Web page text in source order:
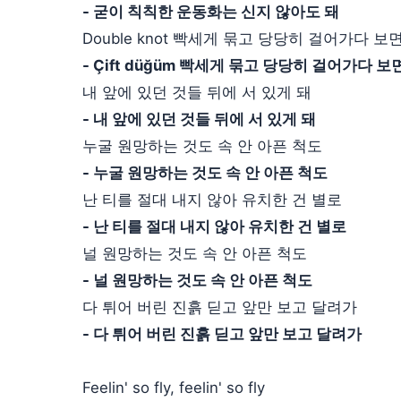
- 굳이 칙칙한 운동화는 신지 않아도 돼
Double knot 빡세게 묶고 당당히 걸어가다 보
- Çift düğüm 빡세게 묶고 당당히 걸어가다 보
내 앞에 있던 것들 뒤에 서 있게 돼
- 내 앞에 있던 것들 뒤에 서 있게 돼
누굴 원망하는 것도 속 안 아픈 척도
- 누굴 원망하는 것도 속 안 아픈 척도
난 티를 절대 내지 않아 유치한 건 별로
- 난 티를 절대 내지 않아 유치한 건 별로
널 원망하는 것도 속 안 아픈 척도
- 널 원망하는 것도 속 안 아픈 척도
다 튀어 버린 진흙 딛고 앞만 보고 달려가
- 다 튀어 버린 진흙 딛고 앞만 보고 달려가
Feelin' so fly, feelin' so fly